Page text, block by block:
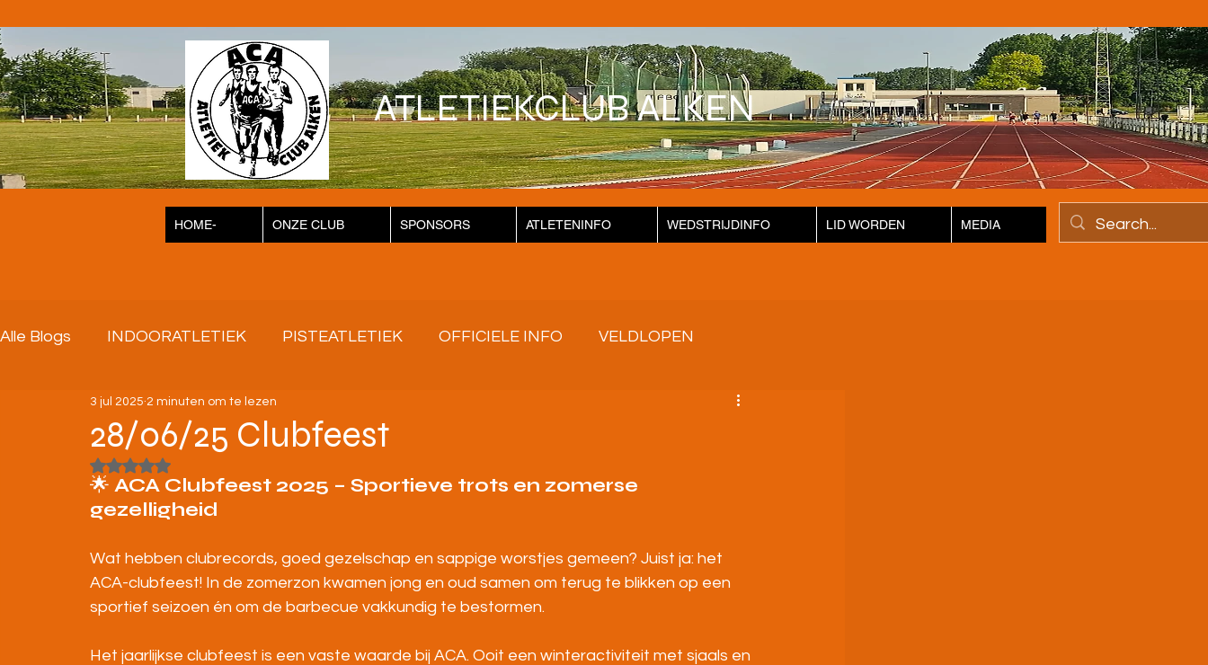
ATLETIEKCLUB ALKEN
HOME- ONZE CLUB SPONSORS ATLETENINFO WEDSTRIJDINFO LID WORDEN MEDIA
Alle Blogs INDOORATLETIEK PISTEATLETIEK OFFICIELE INFO VELDLOPEN
STRATENLOPEN JEUGD/ONDERBOUW
KAMPIOENSCHAPPEN
28/06/25 Clubfeest
3 jul 2025 2 minuten om te lezen
Beoordeeld met NaN uit 5 sterren.
🌟 ACA Clubfeest 2025 – Sportieve trots en zomerse
gezelligheid
Wat hebben clubrecords, goed gezelschap en sappige worstjes gemeen? Juist ja: het
ACA-clubfeest! In de zomerzon kwamen jong en oud samen om terug te blikken op een
sportief seizoen én om de barbecue vakkundig te bestormen.
Het jaarlijkse clubfeest is een vaste waarde bij ACA. Ooit een winteractiviteit met sjaals en